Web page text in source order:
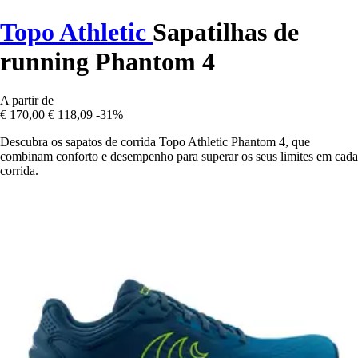
Topo Athletic Sapatilhas de
running Phantom 4
A partir de
€ 170,00 € 118,09 -31%
Descubra os sapatos de corrida Topo Athletic Phantom 4, que
combinam conforto e desempenho para superar os seus limites em cada
corrida.